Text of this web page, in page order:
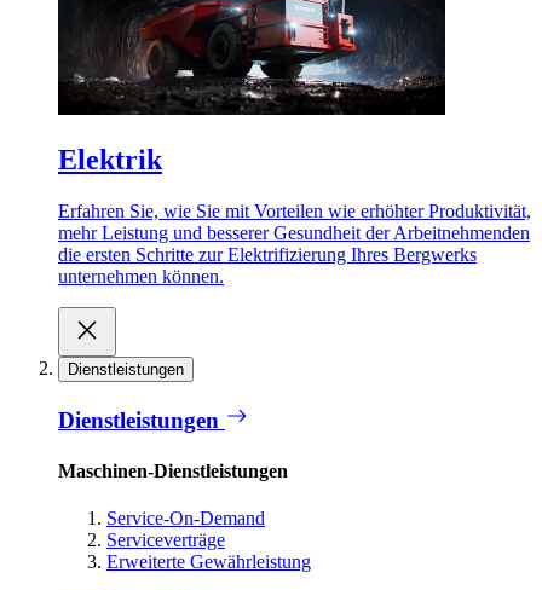
Elektrik
Erfahren Sie, wie Sie mit Vorteilen wie erhöhter Produktivität,
mehr Leistung und besserer Gesundheit der Arbeitnehmenden
die ersten Schritte zur Elektrifizierung Ihres Bergwerks
unternehmen können.
Dienstleistungen
Dienstleistungen
Maschinen-Dienstleistungen
Service-On-Demand
Serviceverträge
Erweiterte Gewährleistung